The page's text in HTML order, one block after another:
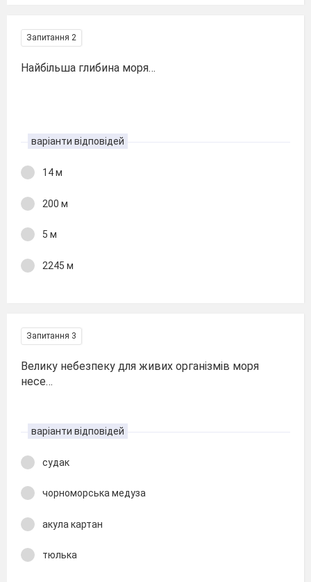
Запитання 2
Найбільша глибина моря…
варіанти відповідей
14 м
200 м
5 м
2245 м
Запитання 3
Велику небезпеку для живих організмів моря
несе…
варіанти відповідей
судак
чорноморська медуза
акула картан
тюлька